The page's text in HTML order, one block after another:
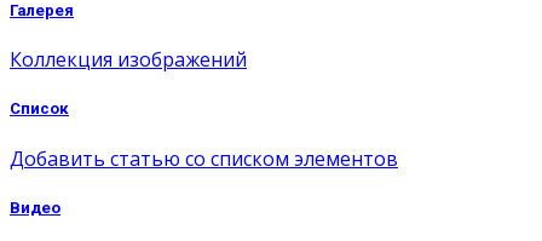
Галерея
Коллекция изображений
Список
Добавить статью со списком элементов
Видео